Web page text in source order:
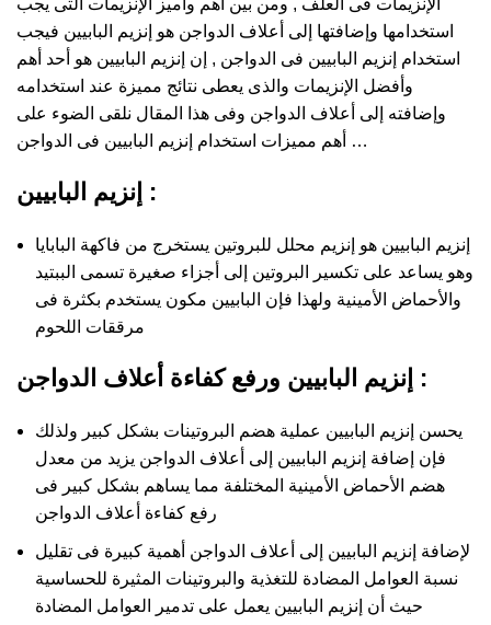
الإنزيمات فى العلف , ومن بين أهم وأميز الإنزيمات التى يجب
استخدامها وإضافتها إلى أعلاف الدواجن هو إنزيم البابيين فيجب
استخدام إنزيم البابيين فى الدواجن , إن إنزيم البابيين هو أحد أهم
وأفضل الإنزيمات والذى يعطى نتائج مميزة عند استخدامه
وإضافته إلى أعلاف الدواجن وفى هذا المقال نلقى الضوء على
أهم مميزات استخدام إنزيم البابيين فى الدواجن …
إنزيم البابيين :
إنزيم البابيين هو إنزيم محلل للبروتين يستخرج من فاكهة البابايا
وهو يساعد على تكسير البروتين إلى أجزاء صغيرة تسمى الببتيد
والأحماض الأمينية ولهذا فإن البابيين مكون يستخدم بكثرة فى
مرققات اللحوم
إنزيم البابيين ورفع كفاءة أعلاف الدواجن :
يحسن إنزيم البابيين عملية هضم البروتينات بشكل كبير ولذلك
فإن إضافة إنزيم البابيين إلى أعلاف الدواجن يزيد من معدل
هضم الأحماض الأمينية المختلفة مما يساهم بشكل كبير فى
رفع كفاءة أعلاف الدواجن
لإضافة إنزيم البابيين إلى أعلاف الدواجن أهمية كبيرة فى تقليل
نسبة العوامل المضادة للتغذية والبروتينات المثيرة للحساسية
حيث أن إنزيم البابيين يعمل على تدمير العوامل المضادة